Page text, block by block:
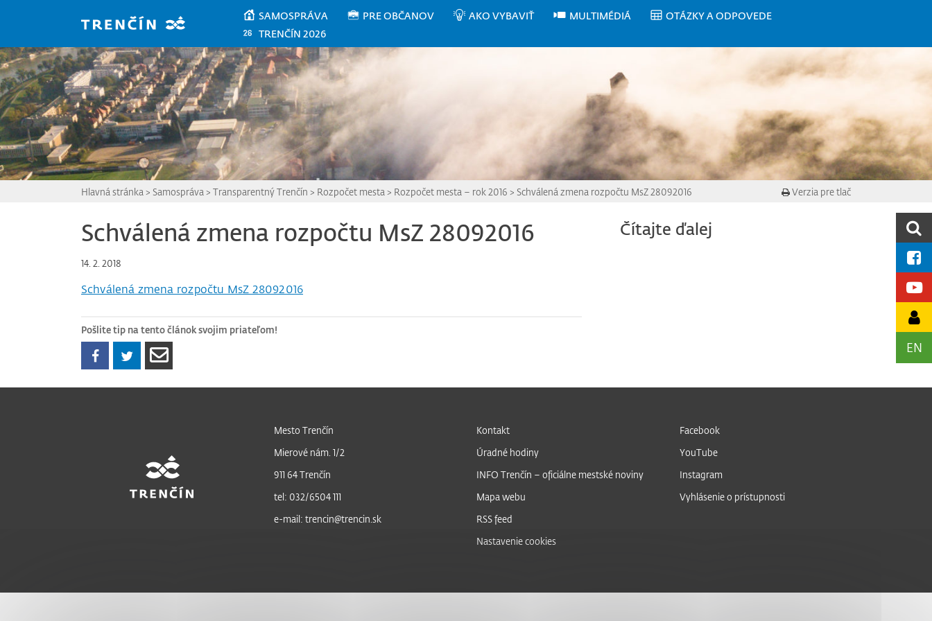
SAMOSPRÁVA PRE OBČANOV AKO VYBAVIŤ MULTIMÉDIÁ
OTÁZKY A ODPOVEDE
TRENČÍN 2026
EN
Hlavná stránka > Samospráva > Transparentný Trenčín > Rozpočet mesta > Rozpočet mesta – rok 2016 > Schválená zmena rozpočtu MsZ 28092016 Verzia pre tlač
Schválená zmena rozpočtu MsZ 28092016
14. 2. 2018
Schválená zmena rozpočtu MsZ 28092016
Pošlite tip na tento článok svojim priateľom!
Čítajte ďalej
Mesto Trenčín
Mierové nám. 1/2
911 64 Trenčín
tel: 032/6504 111
e-mail: trencin@trencin.sk
Kontakt
Úradné hodiny
INFO Trenčín – oficiálne mestské noviny
Mapa webu
RSS feed
Nastavenie cookies
Facebook
YouTube
Instagram
Vyhlásenie o prístupnosti